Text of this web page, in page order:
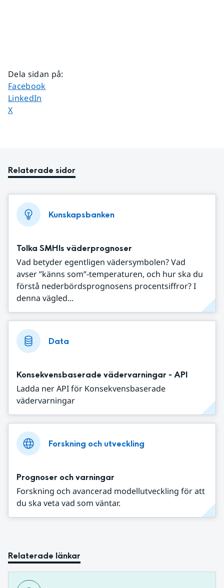
Dela sidan på:
Dela sidan på
Facebook
Dela sidan på
LinkedIn
Dela sidan på
X
Relaterade sidor
Kunskapsbanken
Tolka SMHIs väderprognoser
Vad betyder egentligen vädersymbolen? Vad
avser ”känns som”-temperaturen, och hur ska du
förstå nederbördsprognosens procentsiffror? I
denna vägled...
Data
Konsekvensbaserade vädervarningar - API
Ladda ner API för Konsekvensbaserade
vädervarningar
Forskning och utveckling
Prognoser och varningar
Forskning och avancerad modellutveckling för att
du ska veta vad som väntar.
Relaterade länkar